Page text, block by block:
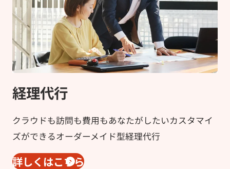
経理代行
クラウドも訪問も費用もあなたがしたいカスタマイ
ズができるオーダーメイド型経理代行
詳しくはこちら